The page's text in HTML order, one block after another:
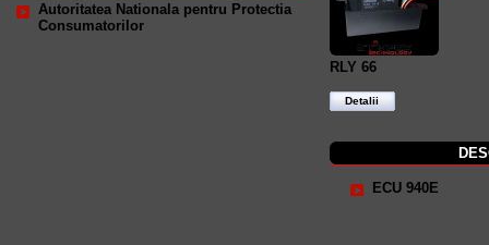
Autoritatea Nationala pentru Protectia
Consumatorilor
RLY 66
Detalii
ECU 940E